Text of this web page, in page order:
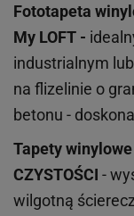
Fototapeta
My LOFT -
industrialnym
na flizelinie o
betonu -
Tapety winylowe
CZYSTOŚCI -
wilgotną